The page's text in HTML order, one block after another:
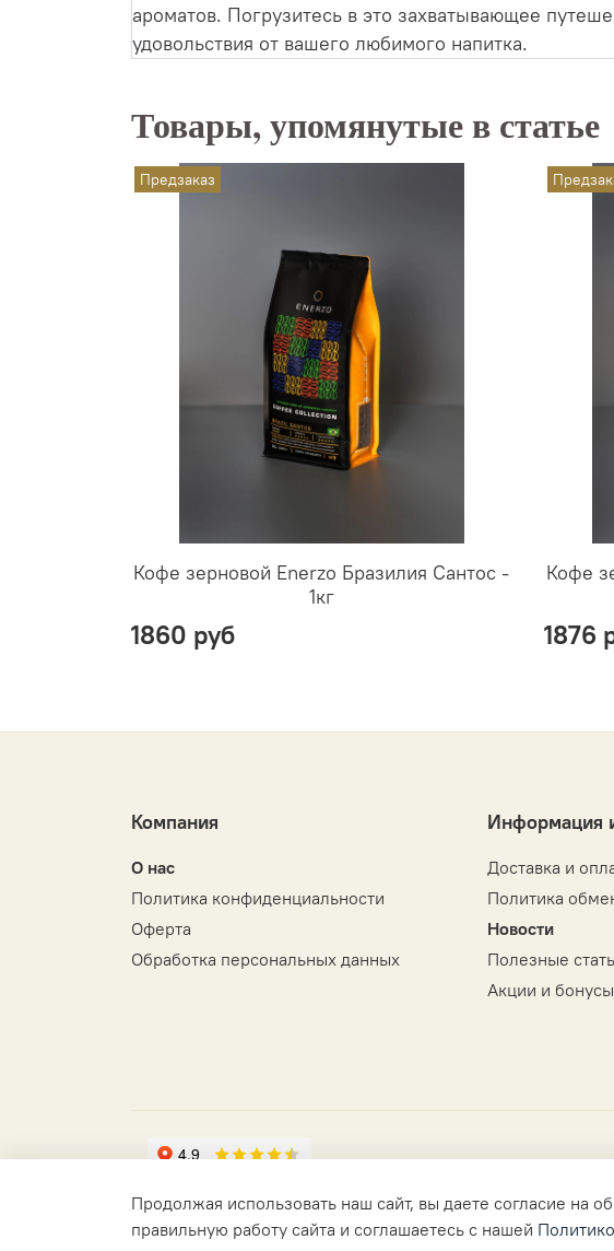
ароматов. Погрузитесь в это захватывающее
удовольствия от вашего любимого напитка.
Товары, упомянутые в статье
Предзаказ
Кофе зерновой Enerzo Бразилия Сантос -
1кг
1860 руб
Кофе
1876
Компания
О нас
Политика конфиденциальности
Оферта
Обработка персональных данных
Информация
Доставка и
Политика
Новости
Полезные
Акции и бонусы
Продолжая использовать наш сайт, вы даете согласие на
правильную работу сайта и соглашаетесь с нашей